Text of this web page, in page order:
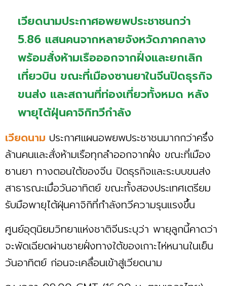
เวียดนามประกาศอพยพประชาชนกว่า
5.86 แสนคนจากหลายจังหวัดภาคกลาง
พร้อมสั่งห้ามเรือออกจากฝั่งและยกเลิก
เที่ยวบิน ขณะที่เมืองซานยาในจีนปิดธุรกิจ
ขนส่ง และสถานที่ท่องเที่ยวทั้งหมด หลัง
พายุไต้ฝุ่นคาจิกิทวีกำลัง
เวียดนาม ประกาศแผนอพยพประชาชนมากกว่าครึ่ง
ล้านคนและสั่งห้ามเรือทุกลำออกจากฝั่ง ขณะที่เมือง
ซานยา ทางตอนใต้ของจีน ปิดธุรกิจและระบบขนส่ง
สาธารณะเมื่อวันอาทิตย์ ขณะทั้งสองประเทศเตรียม
รับมือพายุไต้ฝุ่นคาจิกิที่กำลังทวีความรุนแรงขึ้น
ศูนย์อุตุนิยมวิทยาแห่งชาติจีนระบุว่า พายุลูกนี้คาดว่า
จะพัดเฉียดผ่านชายฝั่งทางใต้ของเกาะไห่หนานในเย็น
วันอาทิตย์ ก่อนจะเคลื่อนเข้าสู่เวียดนาม